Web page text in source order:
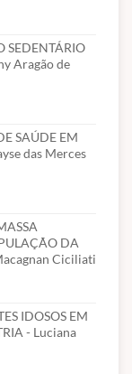
SEDENTÁRIO
Aragão de
SAÚDE EM
das Merces
DA
Ciciliati
IDOSOS EM
- Luciana